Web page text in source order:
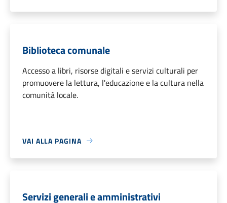
Biblioteca comunale
Accesso a libri, risorse digitali e servizi culturali per
promuovere la lettura, l'educazione e la cultura nella
comunità locale.
VAI ALLA PAGINA
Servizi generali e amministrativi